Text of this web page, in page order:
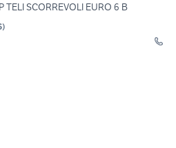
TELI SCORREVOLI EURO 6 B
)